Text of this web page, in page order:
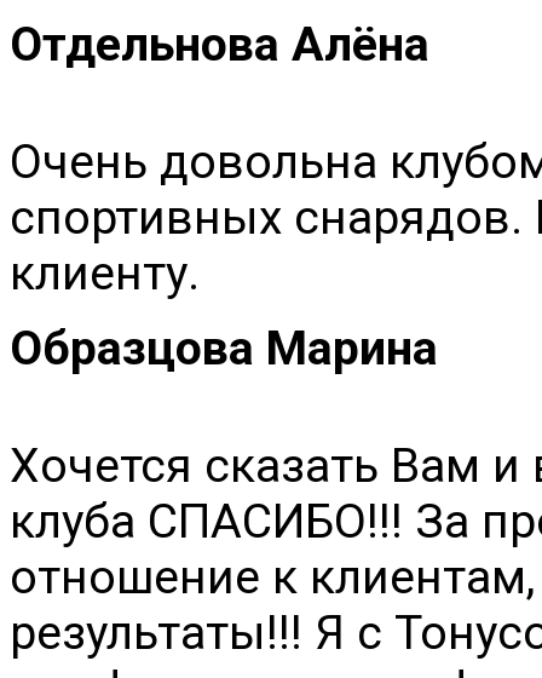
Отдельнова Алёна
Очень довольна
спортивных
клиенту.
Образцова Марина
Хочется сказать Вам
клуба СПАСИБО!!! За
отношение к
результаты!!! Я с